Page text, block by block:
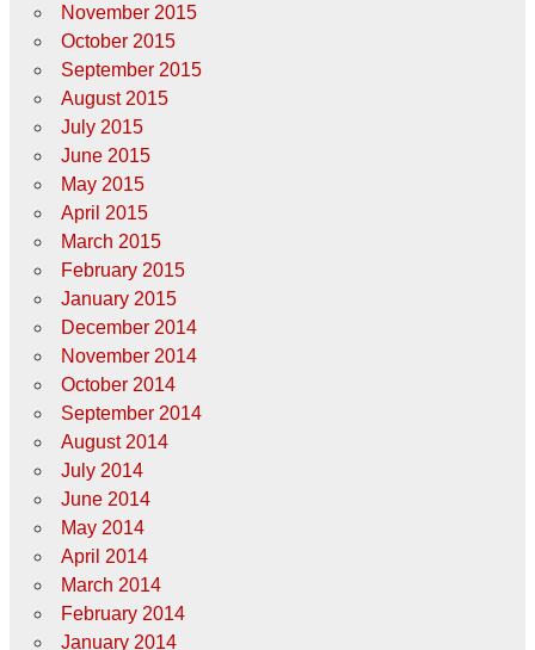
November 2015
October 2015
September 2015
August 2015
July 2015
June 2015
May 2015
April 2015
March 2015
February 2015
January 2015
December 2014
November 2014
October 2014
September 2014
August 2014
July 2014
June 2014
May 2014
April 2014
March 2014
February 2014
January 2014